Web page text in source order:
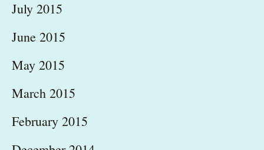
July 2015
June 2015
May 2015
March 2015
February 2015